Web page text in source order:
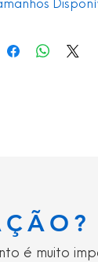
Absorção de
é muito